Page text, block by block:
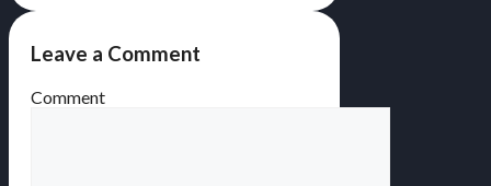
Leave a Comment
Comment